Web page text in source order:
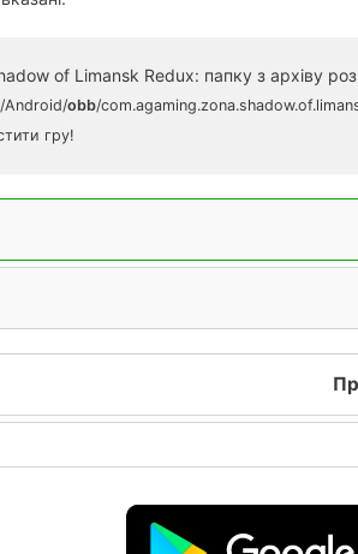
of Limansk Redux: папку з архіву
Android/obb/
гру!